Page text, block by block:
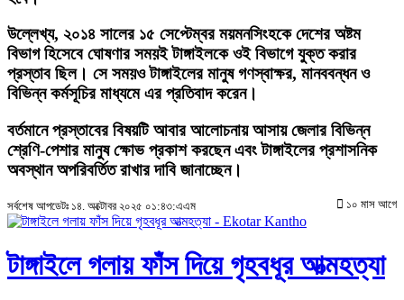
উল্লেখ্য, ২০১৪ সালের ১৫ সেপ্টেম্বর ময়মনসিংহকে দেশের অষ্টম
বিভাগ হিসেবে ঘোষণার সময়ই টাঙ্গাইলকে ওই বিভাগে যুক্ত করার
প্রস্তাব ছিল। সে সময়ও টাঙ্গাইলের মানুষ গণস্বাক্ষর, মানববন্ধন ও
বিভিন্ন কর্মসূচির মাধ্যমে এর প্রতিবাদ করেন।
বর্তমানে প্রস্তাবের বিষয়টি আবার আলোচনায় আসায় জেলার বিভিন্ন
শ্রেণি-পেশার মানুষ ক্ষোভ প্রকাশ করছেন এবং টাঙ্গাইলের প্রশাসনিক
অবস্থান অপরিবর্তিত রাখার দাবি জানাচ্ছেন।
সর্বশেষ আপডেটঃ ১৪. অক্টোবর ২০২৫ ০১:৪৩:এএম ১০ মাস আগে
টাঙ্গাইলে গলায় ফাঁস দিয়ে গৃহবধূর আত্মহত্যা